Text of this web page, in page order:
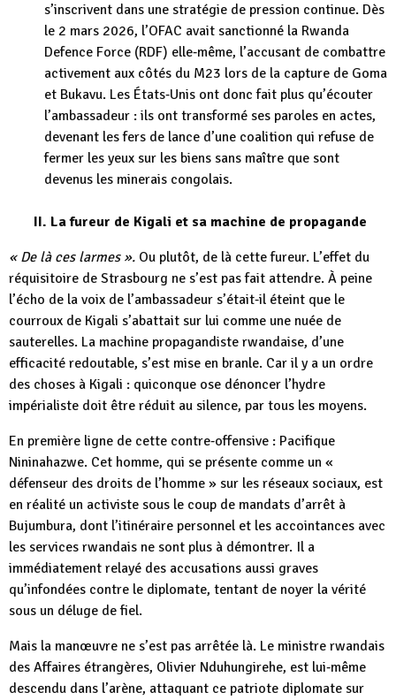
s’inscrivent dans une stratégie de pression continue. Dès
le 2 mars 2026, l’OFAC avait sanctionné la Rwanda
Defence Force (RDF) elle‑même, l’accusant de combattre
activement aux côtés du M23 lors de la capture de Goma
et Bukavu. Les États‑Unis ont donc fait plus qu’écouter
l’ambassadeur : ils ont transformé ses paroles en actes,
devenant les fers de lance d’une coalition qui refuse de
fermer les yeux sur les biens sans maître que sont
devenus les minerais congolais.
II. La fureur de Kigali et sa machine de propagande
« De là ces larmes ». Ou plutôt, de là cette fureur. L’effet du
réquisitoire de Strasbourg ne s’est pas fait attendre. À peine
l’écho de la voix de l’ambassadeur s’était‑il éteint que le
courroux de Kigali s’abattait sur lui comme une nuée de
sauterelles. La machine propagandiste rwandaise, d’une
efficacité redoutable, s’est mise en branle. Car il y a un ordre
des choses à Kigali : quiconque ose dénoncer l’hydre
impérialiste doit être réduit au silence, par tous les moyens.
En première ligne de cette contre‑offensive : Pacifique
Nininahazwe. Cet homme, qui se présente comme un «
défenseur des droits de l’homme » sur les réseaux sociaux, est
en réalité un activiste sous le coup de mandats d’arrêt à
Bujumbura, dont l’itinéraire personnel et les accointances avec
les services rwandais ne sont plus à démontrer. Il a
immédiatement relayé des accusations aussi graves
qu’infondées contre le diplomate, tentant de noyer la vérité
sous un déluge de fiel.
Mais la manœuvre ne s’est pas arrêtée là. Le ministre rwandais
des Affaires étrangères, Olivier Nduhungirehe, est lui‑même
descendu dans l’arène, attaquant ce patriote diplomate sur